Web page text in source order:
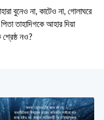
বুনেও না, কাটেও না, গোলাঘরে
তাহাদিগকে আহার দিয়া
শ্রেষ্ঠ নও?